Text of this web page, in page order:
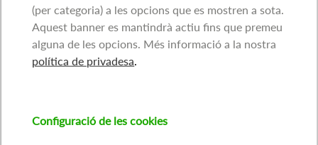
(per categoria) a les opcions que es mostren a sota.
Aquest banner es mantindrà actiu fins que premeu
alguna de les opcions. Més informació a la nostra
política de privadesa.
Configuració de les cookies